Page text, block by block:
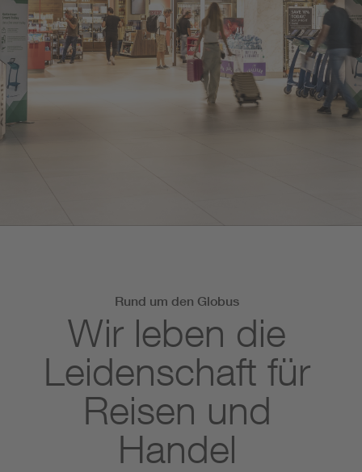
Rund um den Globus
Wir leben die
Leidenschaft für
Reisen und
Handel